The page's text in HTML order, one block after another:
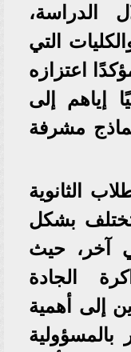
الدراسة،
التي
اعتزازه
إياهم إلى
نماذج مشرفة
الثانوية
تختلف بشكل
آخر، حيث
الجادة
إلى أهمية
بالمسؤولية